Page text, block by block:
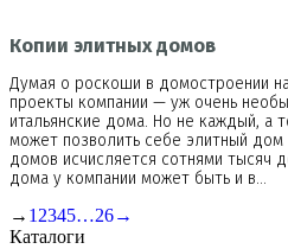
Копии элитных домов
Думая о роскоши в домостроении
проекты компании — уж очень
итальянские дома. Но не каждый, а
может позволить себе элитный дом
домов исчисляется сотнями тысяч
дома у компании может быть и в…
→ 1 2345…26→
Каталоги